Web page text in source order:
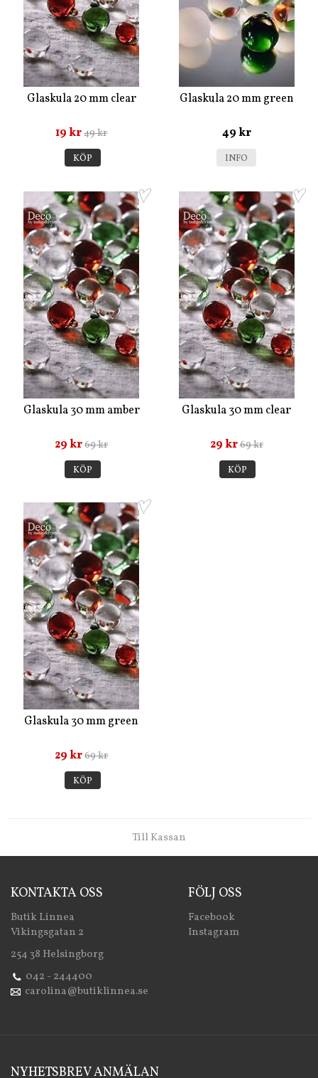
Glaskula 20 mm clear
19 kr49 kr
KÖP
Glaskula 20 mm green
49 kr
INFO
Glaskula 30 mm amber
29 kr69 kr
KÖP
Glaskula 30 mm clear
29 kr69 kr
KÖP
Glaskula 30 mm green
29 kr69 kr
KÖP
Till Kassan
KONTAKTA OSS
Butik Linnea
Vikingsgatan 2
254 38 Helsingborg
042 - 244400
carolina@butiklinnea.se
FÖLJ OSS
Facebook
Instagram
NYHETSBREV ANMÄLAN